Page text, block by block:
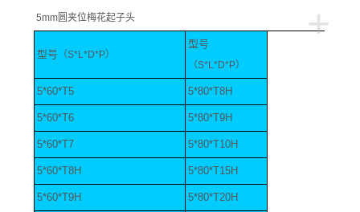
+
5mm圆夹位梅花起子头
型号 （S*L*D*P）
型号
（S*L*D*P）
5*60*T5 5*80*T8H
5*60*T6 5*80*T9H
5*60*T7 5*80*T10H
5*60*T8H 5*80*T15H
5*60*T9H 5*80*T20H